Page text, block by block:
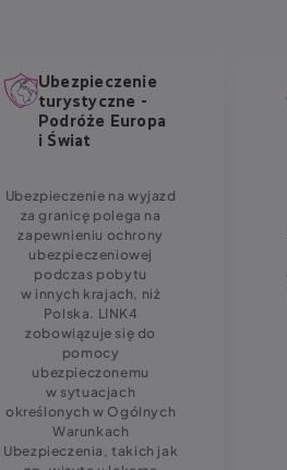
Ubezpieczenie
turystyczne -
Podróże Europa
i Świat
Ubezpieczenie na wyjazd
za granicę polega na
zapewnieniu ochrony
ubezpieczeniowej
podczas pobytu
w innych krajach, niż
Polska. LINK4
zobowiązuje się do
pomocy
ubezpieczonemu
w sytuacjach
określonych w Ogólnych
Warunkach
Ubezpieczenia, takich jak